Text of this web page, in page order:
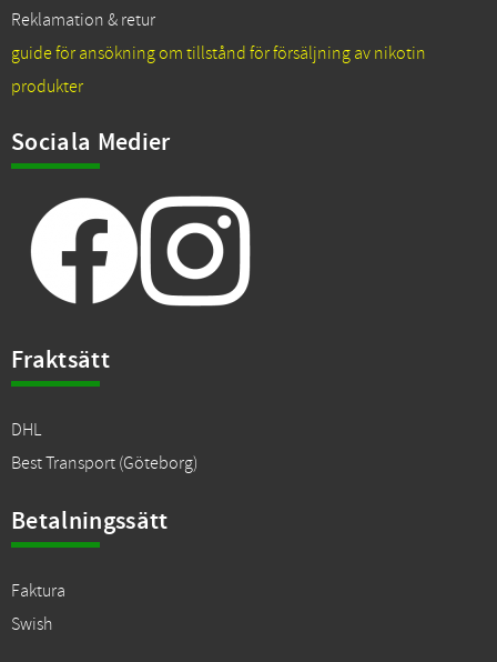
Reklamation & retur
guide för ansökning om tillstånd för försäljning av nikotin
produkter
Sociala Medier
Fraktsätt
DHL
Best Transport (Göteborg)
Betalningssätt
Faktura
Swish